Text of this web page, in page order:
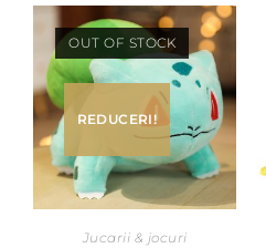
OUT OF STOCK
REDUCERI!
Jucarii & jocuri